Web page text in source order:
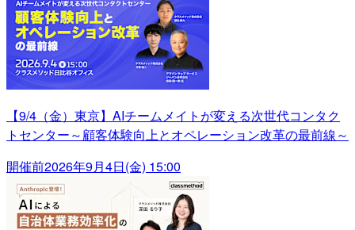
【9/4（金）東京】AIチームメイトが変える次世代コンタク
トセンター～顧客体験向上とオペレーション改革の最前線～
開催前2026年9月4日(金) 15:00